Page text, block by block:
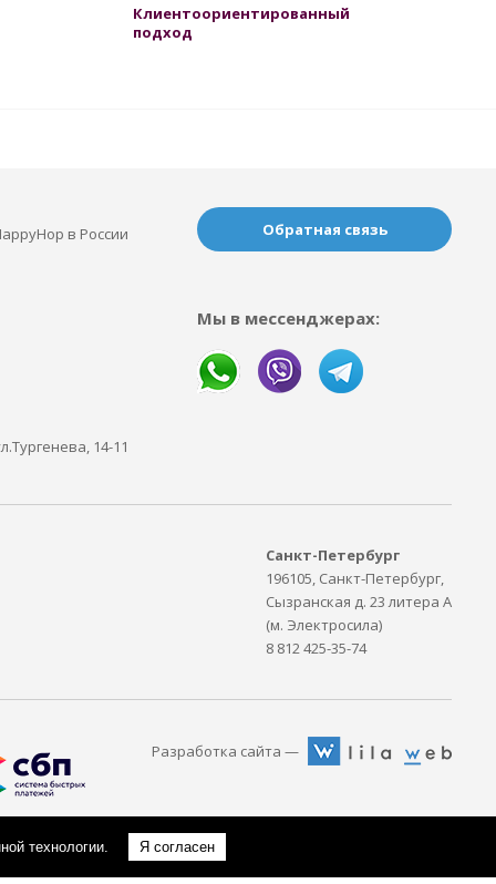
Клиентоориентированный
подход
технологии. Я согласен
в России
14-11
Обратная связь
Мы в мессенджерах:
Санкт-Петербург
196105, Санкт-Петербург,
Сызранская д. 23 литера А
(м. Электросила)
8 812 425-35-74
Разработка сайта —